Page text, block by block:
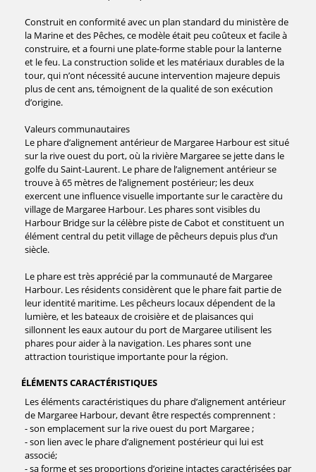
Construit en conformité avec un plan standard du ministère de
la Marine et des Pêches, ce modèle était peu coûteux et facile à
construire, et a fourni une plate-forme stable pour la lanterne
et le feu. La construction solide et les matériaux durables de la
tour, qui n’ont nécessité aucune intervention majeure depuis
plus de cent ans, témoignent de la qualité de son exécution
d’origine.
Valeurs communautaires
Le phare d’alignement antérieur de Margaree Harbour est situé
sur la rive ouest du port, où la rivière Margaree se jette dans le
golfe du Saint-Laurent. Le phare de l’alignement antérieur se
trouve à 65 mètres de l’alignement postérieur; les deux
exercent une influence visuelle importante sur le caractère du
village de Margaree Harbour. Les phares sont visibles du
Harbour Bridge sur la célèbre piste de Cabot et constituent un
élément central du petit village de pêcheurs depuis plus d’un
siècle.
Le phare est très apprécié par la communauté de Margaree
Harbour. Les résidents considèrent que le phare fait partie de
leur identité maritime. Les pêcheurs locaux dépendent de la
lumière, et les bateaux de croisière et de plaisances qui
sillonnent les eaux autour du port de Margaree utilisent les
phares pour aider à la navigation. Les phares sont une
attraction touristique importante pour la région.
ÉLÉMENTS CARACTÉRISTIQUES
Les éléments caractéristiques du phare d’alignement antérieur
de Margaree Harbour, devant être respectés comprennent :
- son emplacement sur la rive ouest du port Margaree ;
- son lien avec le phare d’alignement postérieur qui lui est
associé;
- sa forme et ses proportions d’origine intactes caractérisées par